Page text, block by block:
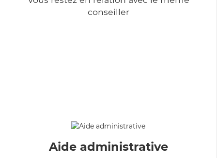
conseiller
Aide administrative